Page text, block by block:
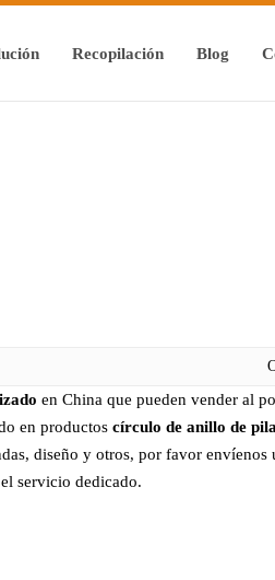
Recopilación Blog
en China que pueden vender al
en productos círculo de anillo de
diseño y otros, por favor
servicio dedicado.